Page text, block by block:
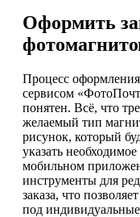
Оформить
Процесс
сервисом
понятен. Всё, что
желаемый тип
рисунок, который
указать
мобильном
инструменты для
заказа, что
под